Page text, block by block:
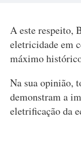
A este respeito,
eletricidade em
máximo
Na sua opinião,
demonstram a
eletrificação da